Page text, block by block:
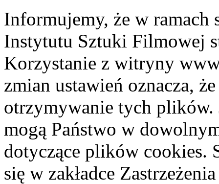
Informujemy, że w ramach
Instytutu Sztuki Filmowej
Korzystanie z witryny
zmian ustawień oznacza,
otrzymywanie tych plików.
mogą Państwo w
dotyczące plików cookies.
się w zakładce